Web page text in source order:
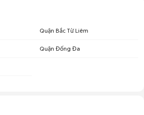
Quận Bắc Từ Liêm
Quận Đống Đa